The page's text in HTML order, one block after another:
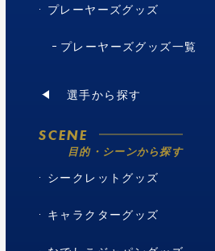
プレーヤーズグッズ
プレーヤーズグッズ一覧
選手から探す
SCENE
目的・シーンから探す
シークレットグッズ
キャラクターグッズ